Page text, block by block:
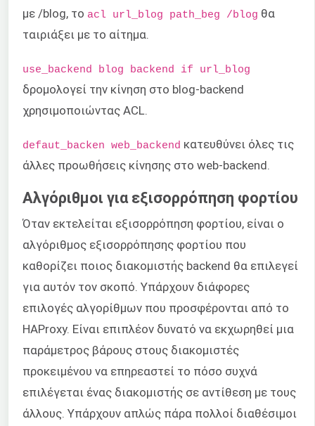
με /blog, το acl url_blog path_beg /blog θα
ταιριάξει με το αίτημα.
use_backend blog backend if url_blog
δρομολογεί την κίνηση στο blog-backend
χρησιμοποιώντας ACL.
defaut_backen web_backend κατευθύνει όλες τις
άλλες προωθήσεις κίνησης στο web-backend.
Αλγόριθμοι για εξισορρόπηση φορτίου
Όταν εκτελείται εξισορρόπηση φορτίου, είναι ο
αλγόριθμος εξισορρόπησης φορτίου που
καθορίζει ποιος διακομιστής backend θα επιλεγεί
για αυτόν τον σκοπό. Υπάρχουν διάφορες
επιλογές αλγορίθμων που προσφέρονται από το
HAProxy. Είναι επιπλέον δυνατό να εκχωρηθεί μια
παράμετρος βάρους στους διακομιστές
προκειμένου να επηρεαστεί το πόσο συχνά
επιλέγεται ένας διακομιστής σε αντίθεση με τους
άλλους. Υπάρχουν απλώς πάρα πολλοί διαθέσιμοι